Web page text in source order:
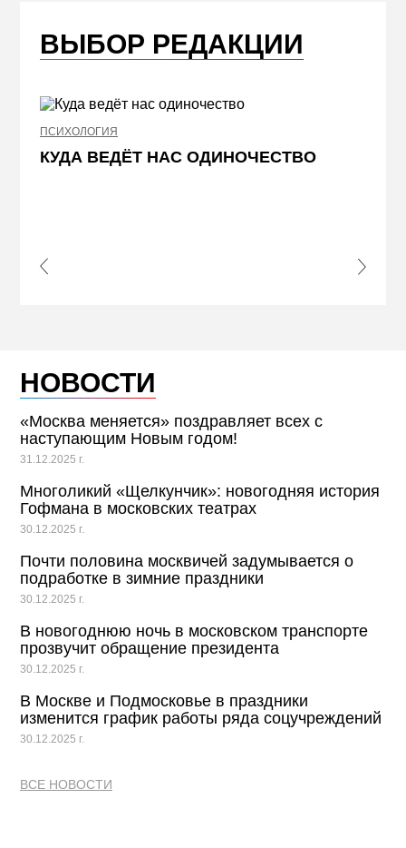
ВЫБОР РЕДАКЦИИ
ПСИХОЛОГИЯ
КУДА ВЕДЁТ НАС ОДИНОЧЕСТВО
Slide
Next
НОВОСТИ
«Москва меняется» поздравляет всех с
наступающим Новым годом!
31.12.2025 г.
Многоликий «Щелкунчик»: новогодняя история
Гофмана в московских театрах
30.12.2025 г.
Почти половина москвичей задумывается о
подработке в зимние праздники
30.12.2025 г.
В новогоднюю ночь в московском транспорте
прозвучит обращение президента
30.12.2025 г.
В Москве и Подмосковье в праздники
изменится график работы ряда соцучреждений
30.12.2025 г.
ВСЕ НОВОСТИ